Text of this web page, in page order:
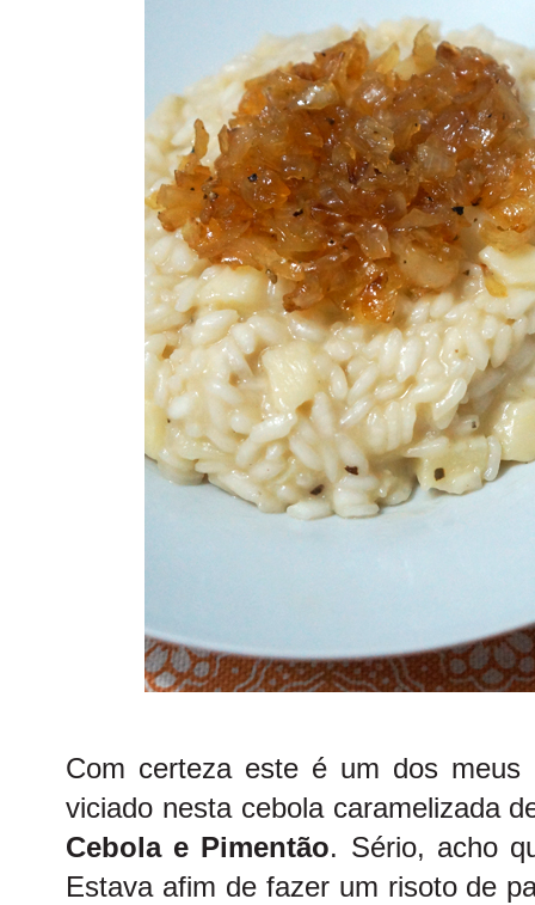
Com certeza este é um dos meus
viciado nesta cebola caramelizada
Cebola e Pimentão. Sério, acho
Estava afim de fazer um risoto de